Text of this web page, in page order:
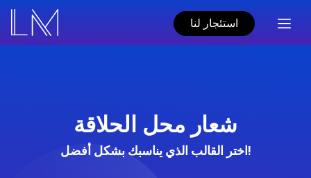
استئجار لنا
شعار محل الحلاقة
اختر القالب الذي يناسبك بشكل أفضل!